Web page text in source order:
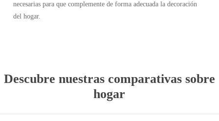
necesarias para que complemente de forma adecuada la decoración
del hogar.
Descubre nuestras comparativas sobre
hogar